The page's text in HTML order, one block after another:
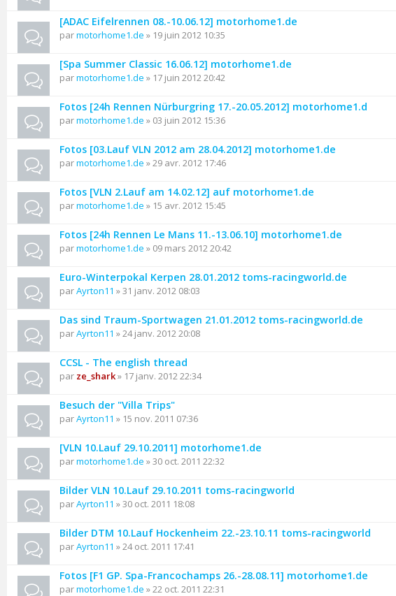
[ADAC Eifelrennen 08.-10.06.12] motorhome1.de
parmotorhome1.de » 19 juin 2012 10:35
[Spa Summer Classic 16.06.12] motorhome1.de
parmotorhome1.de » 17 juin 2012 20:42
Fotos [24h Rennen Nürburgring 17.-20.05.2012] motorhome1.d
parmotorhome1.de » 03 juin 2012 15:36
Fotos [03.Lauf VLN 2012 am 28.04.2012] motorhome1.de
parmotorhome1.de » 29 avr. 2012 17:46
Fotos [VLN 2.Lauf am 14.02.12] auf motorhome1.de
parmotorhome1.de » 15 avr. 2012 15:45
Fotos [24h Rennen Le Mans 11.-13.06.10] motorhome1.de
parmotorhome1.de » 09 mars 2012 20:42
Euro-Winterpokal Kerpen 28.01.2012 toms-racingworld.de
parAyrton11 » 31 janv. 2012 08:03
Das sind Traum-Sportwagen 21.01.2012 toms-racingworld.de
parAyrton11 » 24 janv. 2012 20:08
CCSL - The english thread
par ze_shark» 17 janv. 2012 22:34
Besuch der "Villa Trips"
parAyrton11 » 15 nov. 2011 07:36
[VLN 10.Lauf 29.10.2011] motorhome1.de
parmotorhome1.de » 30 oct. 2011 22:32
Bilder VLN 10.Lauf 29.10.2011 toms-racingworld
parAyrton11 » 30 oct. 2011 18:08
Bilder DTM 10.Lauf Hockenheim 22.-23.10.11 toms-racingworld
parAyrton11 » 24 oct. 2011 17:41
Fotos [F1 GP. Spa-Francochamps 26.-28.08.11] motorhome1.de
parmotorhome1.de » 22 oct. 2011 22:31